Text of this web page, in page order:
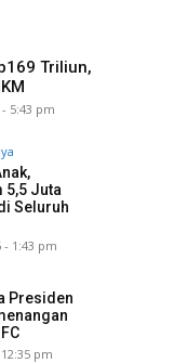
Triliun,
5:43 pm
5,5 Juta
Seluruh
- 1:43 pm
Presiden
pm